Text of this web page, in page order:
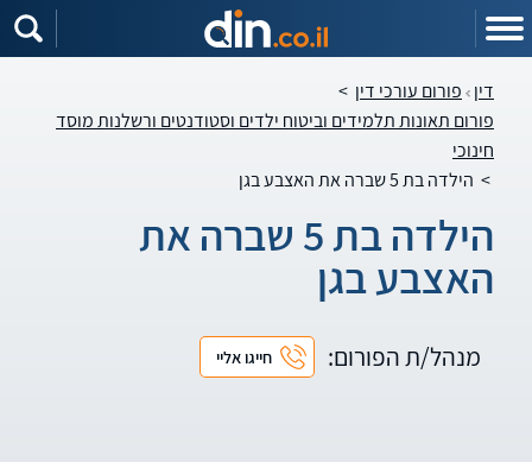
דין פורום עורכי דין >
פורום תאונות תלמידים וביטוח ילדים וסטודנטים ורשלנות מוסד
חינוכי
> הילדה בת 5 שברה את האצבע בגן
הילדה בת 5 שברה את
האצבע בגן
מנהל/ת הפורום: חייגו אליי